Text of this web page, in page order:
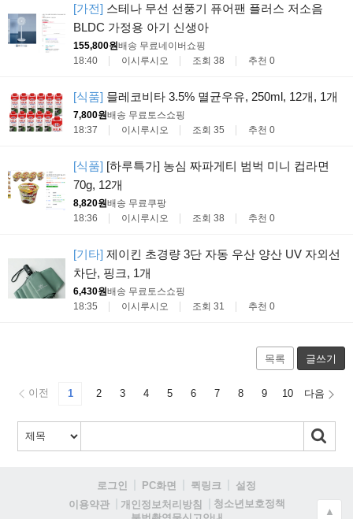
[가전] 스테나 무선 선풍기 퓨어팬 플러스 저소음
BLDC 가정용 아기 신생아
155,800원배송 무료네이버쇼핑
18:40
이시루시오 조회 38 추천 0
[식품] 믈레코비타 3.5% 멸균우유, 250ml, 12개, 1개
7,800원배송 무료토스쇼핑
18:37
이시루시오 조회 35 추천 0
[식품] [하루특가] 농심 짜파게티 범벅 미니 컵라면
70g, 12개
8,820원배송 무료쿠팡
18:36
이시루시오 조회 38 추천 0
[기타] 제이킨 초경량 3단 자동 우산 양산 UV 자외선
차단, 핑크, 1개
6,430원배송 무료토스쇼핑
18:35
이시루시오 조회 31 추천 0
목록 글쓰기
이전 1 2 3 4 5 6 7 8 9 10 다음
로그인 PC화면 퀵링크
설정
이용약관
개인정보처리방침
청소년보호정책
▲